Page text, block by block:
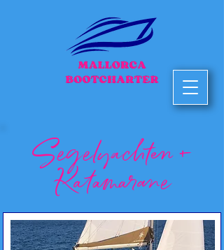
Segelyachten +
Katamarane